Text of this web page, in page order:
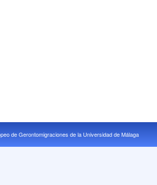
de Gerontomigraciones de la Universidad de Málaga